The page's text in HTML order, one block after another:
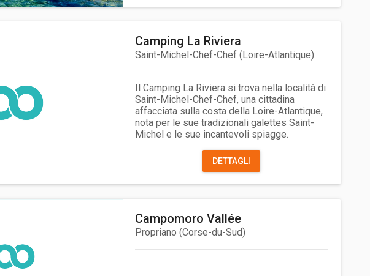
Camping La Riviera
Saint-Michel-Chef-Chef ( Loire-Atlantique)
Il Camping La Riviera si trova nella località di
Saint-Michel-Chef-Chef, una cittadina
affacciata sulla costa della Loire-Atlantique,
nota per le sue tradizionali galettes Saint-
Michel e le sue incantevoli spiagge.
DETTAGLI
Campomoro Vallée
Propriano (Corse-du-Sud)